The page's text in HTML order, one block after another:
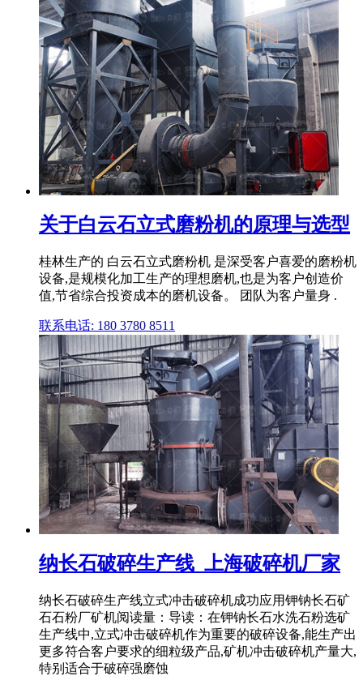
关于白云石立式磨粉机的原理与选型
桂林生产的 白云石立式磨粉机 是深受客户喜爱的磨粉机
设备,是规模化加工生产的理想磨机,也是为客户创造价
值,节省综合投资成本的磨机设备。 团队为客户量身 .
联系电话: 180 3780 8511
纳长石破碎生产线_上海破碎机厂家
纳长石破碎生产线立式冲击破碎机成功应用钾钠长石矿
石石粉厂矿机阅读量：导读：在钾钠长石水洗石粉选矿
生产线中,立式冲击破碎机作为重要的破碎设备,能生产出
更多符合客户要求的细粒级产品,矿机冲击破碎机产量大,
特别适合于破碎强磨蚀